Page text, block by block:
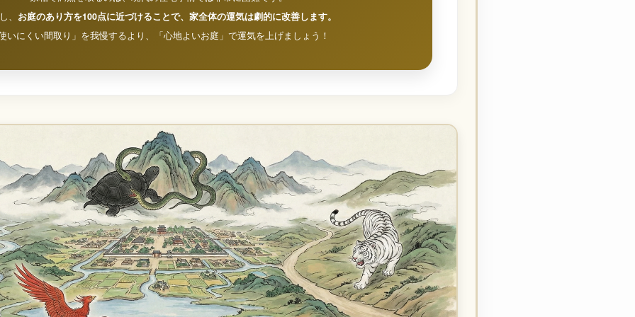
、 お庭のあり方を100点に近づけることで、家全体の運気は劇的に改善します。
いにくい間取り」を我慢するより、「心地よいお庭」で運気を上げましょう！